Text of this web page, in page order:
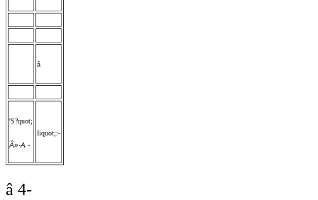
â
'S?quot;
Â»-A -
Iiquot;:-
â 4-